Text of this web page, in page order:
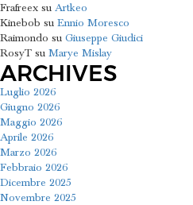
Frafreex su Artkeo
Kinebob su Ennio Moresco
Raimondo su Giuseppe Giudici
RosyT su Marye Mislay
ARCHIVES
Luglio 2026
Giugno 2026
Maggio 2026
Aprile 2026
Marzo 2026
Febbraio 2026
Dicembre 2025
Novembre 2025